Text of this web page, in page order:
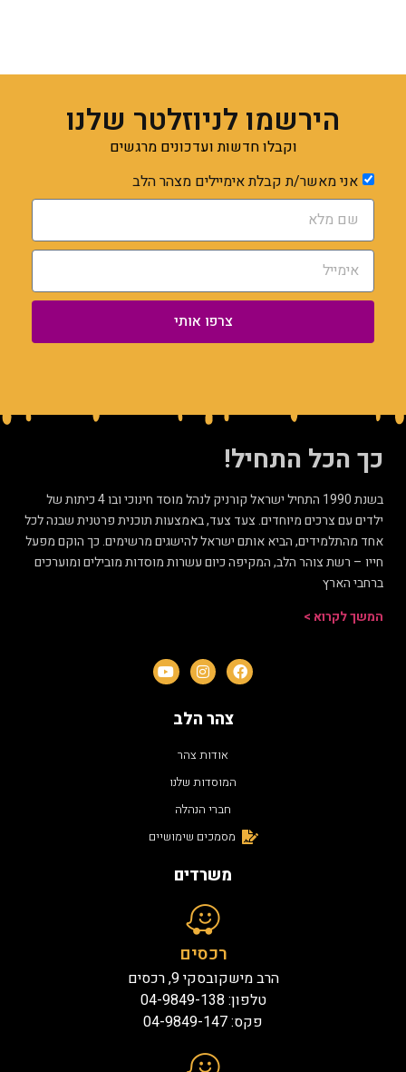
הירשמו לניוזלטר שלנו
וקבלו חדשות ועדכונים מרגשים
אני מאשר/ת קבלת אימיילים מצהר הלב
צרפו אותי
כך הכל התחיל!
בשנת 1990 התחיל ישראל קורניק לנהל מוסד חינוכי ובו 4 כיתות של
ילדים עם צרכים מיוחדים. צעד צעד, באמצעות תוכנית פרטנית שבנה לכל
אחד מהתלמידים, הביא אותם ישראל להישגים מרשימים. כך הוקם מפעל
חייו – רשת צוהר הלב, המקיפה כיום עשרות מוסדות מובילים ומוערכים
ברחבי הארץ
המשך לקרוא >
צהר הלב
אודות צהר
המוסדות שלנו
חברי הנהלה
מסמכים שימושיים
משרדים
רכסים
הרב מישקובסקי 9, רכסים
טלפון: 04-9849-138
פקס: 04-9849-147